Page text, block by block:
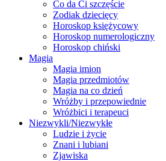
Co da Ci szczęście
Zodiak dziecięcy
Horoskop księżycowy
Horoskop numerologiczny
Horoskop chiński
Magia
Magia imion
Magia przedmiotów
Magia na co dzień
Wróżby i przepowiednie
Wróżbici i terapeuci
Niezwykli/Niezwykłe
Ludzie i życie
Znani i lubiani
Zjawiska